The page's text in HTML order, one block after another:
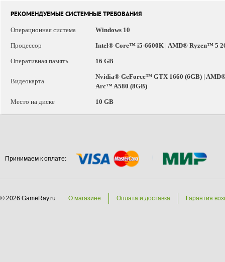
РЕКОМЕНДУЕМЫЕ СИСТЕМНЫЕ ТРЕБОВАНИЯ
Операционная система
Windows 10
Процессор Intel® Core™ i5-6600K | AMD® Ryzen™ 5
Оперативная память 16 GB
Видеокарта
Nvidia® GeForce™ GTX 1660 (6GB) |
Arc™ A580 (8GB)
Место на диске 10 GB
Принимаем к оплате:
© 2026 GameRay.ru О магазине Оплата и доставка Гарантия